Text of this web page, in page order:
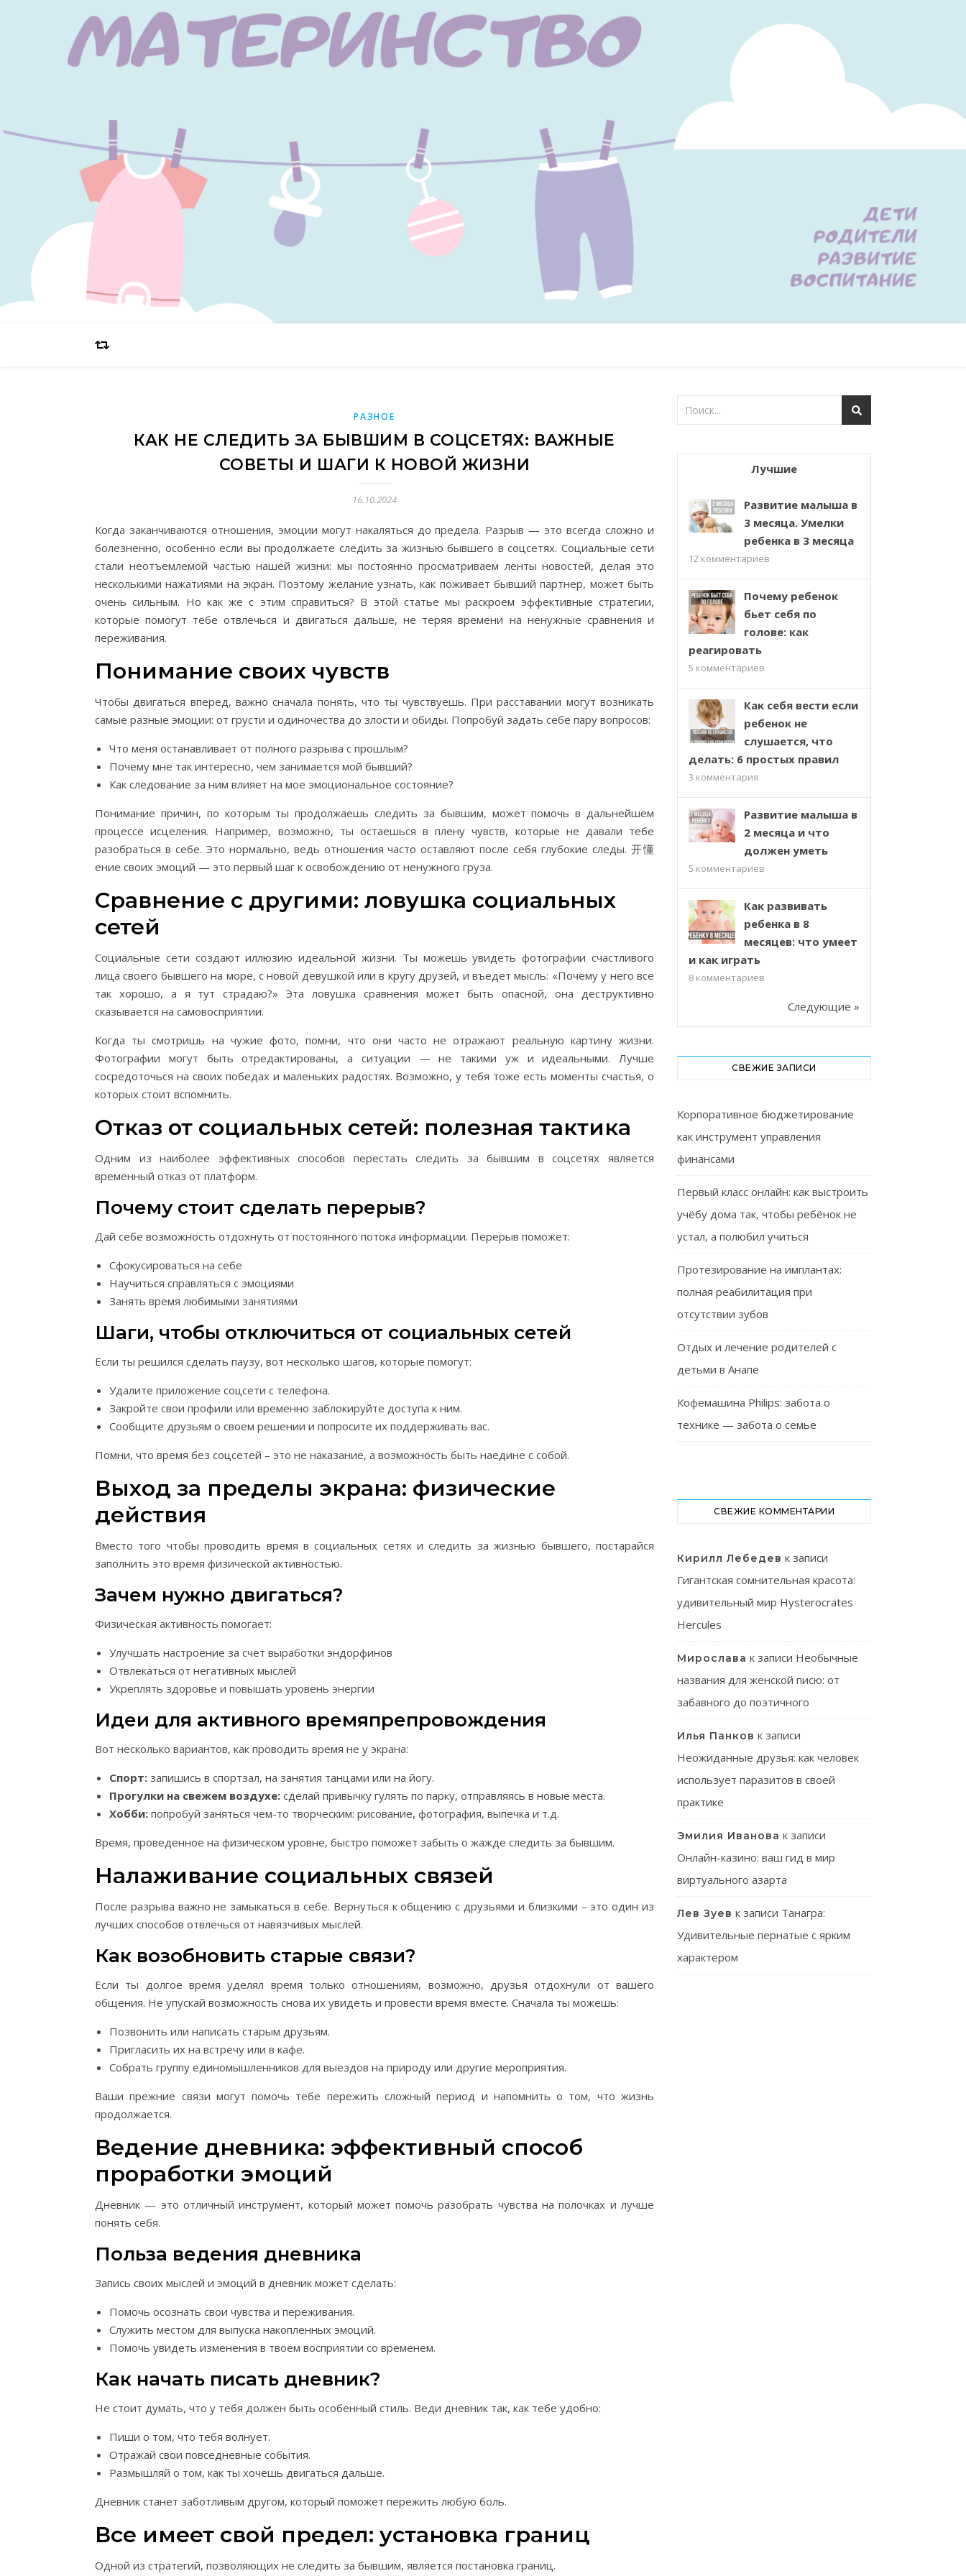
РАЗНОЕ
КАК НЕ СЛЕДИТЬ ЗА БЫВШИМ В СОЦСЕТЯХ: ВАЖНЫЕ
СОВЕТЫ И ШАГИ К НОВОЙ ЖИЗНИ
16.10.2024
Когда заканчиваются отношения, эмоции могут накаляться до предела. Разрыв — это всегда сложно и
болезненно, особенно если вы продолжаете следить за жизнью бывшего в соцсетях. Социальные сети
стали неотъемлемой частью нашей жизни: мы постоянно просматриваем ленты новостей, делая это
несколькими нажатиями на экран. Поэтому желание узнать, как поживает бывший партнер, может быть
очень сильным. Но как же с этим справиться? В этой статье мы раскроем эффективные стратегии,
которые помогут тебе отвлечься и двигаться дальше, не теряя времени на ненужные сравнения и
переживания.
Понимание своих чувств
Чтобы двигаться вперед, важно сначала понять, что ты чувствуешь. При расставании могут возникать
самые разные эмоции: от грусти и одиночества до злости и обиды. Попробуй задать себе пару вопросов:
Что меня останавливает от полного разрыва с прошлым?
Почему мне так интересно, чем занимается мой бывший?
Как следование за ним влияет на мое эмоциональное состояние?
Понимание причин, по которым ты продолжаешь следить за бывшим, может помочь в дальнейшем
процессе исцеления. Например, возможно, ты остаешься в плену чувств, которые не давали тебе
разобраться в себе. Это нормально, ведь отношения часто оставляют после себя глубокие следы. 开懂
ение своих эмоций — это первый шаг к освобождению от ненужного груза.
Сравнение с другими: ловушка социальных
сетей
Социальные сети создают иллюзию идеальной жизни. Ты можешь увидеть фотографии счастливого
лица своего бывшего на море, с новой девушкой или в кругу друзей, и въедет мысль: «Почему у него все
так хорошо, а я тут страдаю?» Эта ловушка сравнения может быть опасной, она деструктивно
сказывается на самовосприятии.
Когда ты смотришь на чужие фото, помни, что они часто не отражают реальную картину жизни.
Фотографии могут быть отредактированы, а ситуации — не такими уж и идеальными. Лучше
сосредоточься на своих победах и маленьких радостях. Возможно, у тебя тоже есть моменты счастья, о
которых стоит вспомнить.
Отказ от социальных сетей: полезная тактика
Одним из наиболее эффективных способов перестать следить за бывшим в соцсетях является
временный отказ от платформ.
Почему стоит сделать перерыв?
Дай себе возможность отдохнуть от постоянного потока информации. Перерыв поможет:
Сфокусироваться на себе
Научиться справляться с эмоциями
Занять время любимыми занятиями
Шаги, чтобы отключиться от социальных сетей
Если ты решился сделать паузу, вот несколько шагов, которые помогут:
Удалите приложение соцсети с телефона.
Закройте свои профили или временно заблокируйте доступа к ним.
Сообщите друзьям о своем решении и попросите их поддерживать вас.
Помни, что время без соцсетей – это не наказание, а возможность быть наедине с собой.
Выход за пределы экрана: физические
действия
Вместо того чтобы проводить время в социальных сетях и следить за жизнью бывшего, постарайся
заполнить это время физической активностью.
Зачем нужно двигаться?
Физическая активность помогает:
Улучшать настроение за счет выработки эндорфинов
Отвлекаться от негативных мыслей
Укреплять здоровье и повышать уровень энергии
Идеи для активного времяпрепровождения
Вот несколько вариантов, как проводить время не у экрана:
Спорт: запишись в спортзал, на занятия танцами или на йогу.
Прогулки на свежем воздухе: сделай привычку гулять по парку, отправляясь в новые места.
Хобби: попробуй заняться чем-то творческим: рисование, фотография, выпечка и т.д.
Время, проведенное на физическом уровне, быстро поможет забыть о жажде следить за бывшим.
Налаживание социальных связей
После разрыва важно не замыкаться в себе. Вернуться к общению с друзьями и близкими – это один из
лучших способов отвлечься от навязчивых мыслей.
Как возобновить старые связи?
Если ты долгое время уделял время только отношениям, возможно, друзья отдохнули от вашего
общения. Не упускай возможность снова их увидеть и провести время вместе. Сначала ты можешь:
Позвонить или написать старым друзьям.
Пригласить их на встречу или в кафе.
Собрать группу единомышленников для выездов на природу или другие мероприятия.
Ваши прежние связи могут помочь тебе пережить сложный период и напомнить о том, что жизнь
продолжается.
Ведение дневника: эффективный способ
проработки эмоций
Дневник — это отличный инструмент, который может помочь разобрать чувства на полочках и лучше
понять себя.
Польза ведения дневника
Запись своих мыслей и эмоций в дневник может сделать:
Помочь осознать свои чувства и переживания.
Служить местом для выпуска накопленных эмоций.
Помочь увидеть изменения в твоем восприятии со временем.
Как начать писать дневник?
Не стоит думать, что у тебя должен быть особенный стиль. Веди дневник так, как тебе удобно:
Пиши о том, что тебя волнует.
Отражай свои повседневные события.
Размышляй о том, как ты хочешь двигаться дальше.
Дневник станет заботливым другом, который поможет пережить любую боль.
Все имеет свой предел: установка границ
Одной из стратегий, позволяющих не следить за бывшим, является постановка границ.
Лучшие
Развитие малыша в
3 месяца. Умелки
ребенка в 3 месяца
12 комментариев
Почему ребенок
бьет себя по
голове: как
реагировать
5 комментариев
Как себя вести если
ребенок не
слушается, что
делать: 6 простых правил
3 комментария
Развитие малыша в
2 месяца и что
должен уметь
5 комментариев
Как развивать
ребенка в 8
месяцев: что умеет
и как играть
8 комментариев
Следующие »
СВЕЖИЕ ЗАПИСИ
Корпоративное бюджетирование
как инструмент управления
финансами
Первый класс онлайн: как выстроить
учёбу дома так, чтобы ребёнок не
устал, а полюбил учиться
Протезирование на имплантах:
полная реабилитация при
отсутствии зубов
Отдых и лечение родителей с
детьми в Анапе
Кофемашина Philips: забота о
технике — забота о семье
СВЕЖИЕ КОММЕНТАРИИ
Кирилл Лебедев к записи
Гигантская сомнительная красота:
удивительный мир Hysterocrates
Hercules
Мирослава к записи Необычные
названия для женской писю: от
забавного до поэтичного
Илья Панков к записи
Неожиданные друзья: как человек
использует паразитов в своей
практике
Эмилия Иванова к записи
Онлайн-казино: ваш гид в мир
виртуального азарта
Лев Зуев к записи Танагра:
Удивительные пернатые с ярким
характером